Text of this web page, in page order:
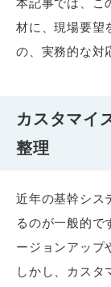
本記事では、こ
材に、現場要望
の、実務的な対
カスタマイ
整理
近年の基幹シス
るのが一般的で
ージョンアップ
しかし、カスタ